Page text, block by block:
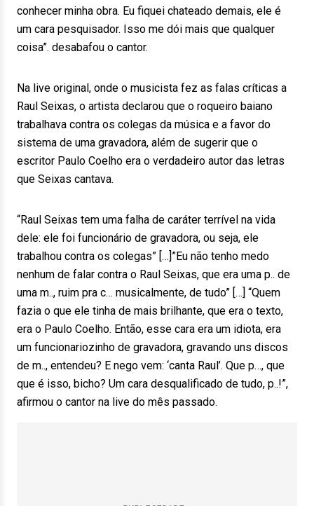
conhecer minha obra. Eu fiquei chateado demais, ele é
um cara pesquisador. Isso me dói mais que qualquer
coisa”. desabafou o cantor.
Na live original, onde o musicista fez as falas críticas a
Raul Seixas, o artista declarou que o roqueiro baiano
trabalhava contra os colegas da música e a favor do
sistema de uma gravadora, além de sugerir que o
escritor Paulo Coelho era o verdadeiro autor das letras
que Seixas cantava.
“Raul Seixas tem uma falha de caráter terrível na vida
dele: ele foi funcionário de gravadora, ou seja, ele
trabalhou contra os colegas” […]”Eu não tenho medo
nenhum de falar contra o Raul Seixas, que era uma p.. de
uma m.., ruim pra c… musicalmente, de tudo” […] “Quem
fazia o que ele tinha de mais brilhante, que era o texto,
era o Paulo Coelho. Então, esse cara era um idiota, era
um funcionariozinho de gravadora, gravando uns discos
de m.., entendeu? E nego vem: ‘canta Raul’. Que p…, que
que é isso, bicho? Um cara desqualificado de tudo, p..!”,
afirmou o cantor na live do mês passado.